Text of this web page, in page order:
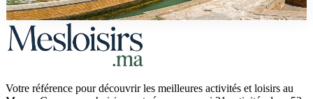
pour réussir votre journée à Essaouira depuis Marrakech.
Votre référence pour découvrir les meilleures activités et loisirs au